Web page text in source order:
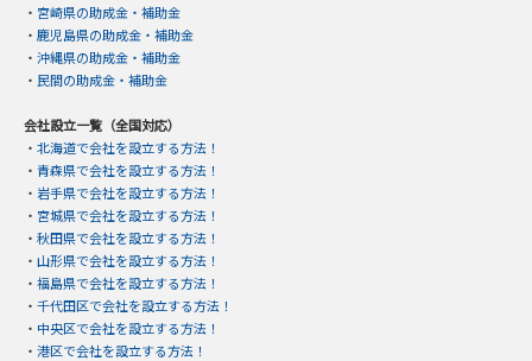
・ 宮崎県の助成金・補助金
・ 鹿児島県の助成金・補助金
・ 沖縄県の助成金・補助金
・ 民間の助成金・補助金
会社設立一覧（全国対応）
・ 北海道で会社を設立する方法！
・ 青森県で会社を設立する方法！
・ 岩手県で会社を設立する方法！
・ 宮城県で会社を設立する方法！
・ 秋田県で会社を設立する方法！
・ 山形県で会社を設立する方法！
・ 福島県で会社を設立する方法！
・ 千代田区で会社を設立する方法！
・ 中央区で会社を設立する方法！
・ 港区で会社を設立する方法！